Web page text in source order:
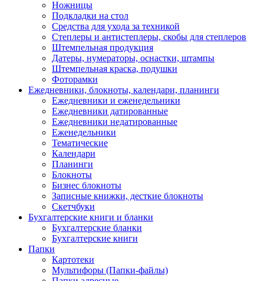
Ножницы
Подкладки на стол
Средства для ухода за техникой
Степлеры и антистеплеры, скобы для степлеров
Штемпельная продукция
Датеры, нумераторы, оснастки, штампы
Штемпельная краска, подушки
Фоторамки
Ежедневники, блокноты, календари, планинги
Ежедневники и еженедельники
Ежедневники датированные
Ежедневники недатированные
Еженедельники
Тематические
Календари
Планинги
Блокноты
Бизнес блокноты
Записные книжки, десткие блокноты
Скетчбуки
Бухгалтерские книги и бланки
Бухгалтерские бланки
Бухгалтерские книги
Папки
Картотеки
Мультифоры (Папки-файлы)